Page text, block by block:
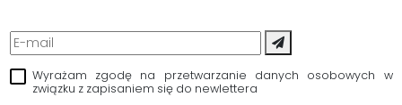
Wyrażam zgodę na przetwarzanie danych osobowych w
związku z zapisaniem się do newlettera